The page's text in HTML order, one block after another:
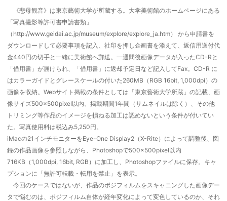
《悲母観音》は東京藝術大学が所蔵する。大学美術館のホームページにある
「写真撮影等許可書申請書類」
（http://www.geidai.ac.jp/museum/explore/explore_ja.htm） から申請書を
ダウンロードして必要事項を記入、社印を押し企画書を添えて、返信用送付代
金440円の切手と一緒に美術館へ郵送。一週間後画像データが入ったCD-Rと
「借用書」が届けられ、「借用書」に返却予定日など記入してFax。CD-R に
はカラーガイドとグレースケールの付いた260MB（RGB 16bit, 1,000dpi）の
画像を収納。Webサイト掲載の条件としては「東京藝術大学所蔵」の記載、画
像サイズ500×500pixel以内、掲載期間1年間（サムネイルは除く）、その他
トリミング等作品のイメージを損ねる加工は認めないという条件が付いてい
た。写真使用料は税込み5,250円。
iMacの21インチモニターをEye-One Display2（X-Rite）によって調整後、図
録の作品画像を参照しながら、Photoshopで500×500pixel以内
716KB（1,000dpi, 16bit, RGB）に加工し、Photoshopファイルに保存。キャ
プションに「無許可転載・転用を禁止」を表示。
今回のケースではないが、作品のポジフィルムをスキャニングした画像デー
タで悩むのは、ポジフィルム自体が経年変化によって変色しているのか、それ